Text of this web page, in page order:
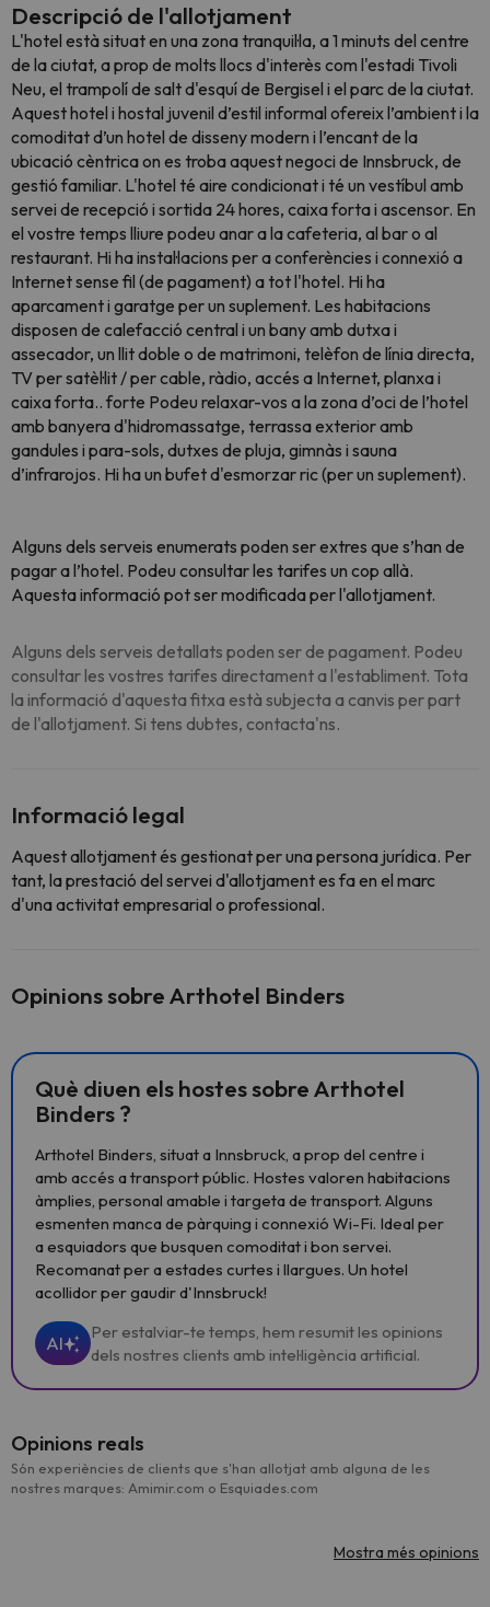
Descripció de l'allotjament
L'hotel està situat en una zona tranquil·la, a 1 minuts del centre
de la ciutat, a prop de molts llocs d'interès com l'estadi Tivoli
Neu, el trampolí de salt d'esquí de Bergisel i el parc de la ciutat.
Aquest hotel i hostal juvenil d’estil informal ofereix l’ambient i la
comoditat d’un hotel de disseny modern i l’encant de la
ubicació cèntrica on es troba aquest negoci de Innsbruck, de
gestió familiar. L'hotel té aire condicionat i té un vestíbul amb
servei de recepció i sortida 24 hores, caixa forta i ascensor. En
el vostre temps lliure podeu anar a la cafeteria, al bar o al
restaurant. Hi ha instal·lacions per a conferències i connexió a
Internet sense fil (de pagament) a tot l'hotel. Hi ha
aparcament i garatge per un suplement. Les habitacions
disposen de calefacció central i un bany amb dutxa i
assecador, un llit doble o de matrimoni, telèfon de línia directa,
TV per satèl·lit / per cable, ràdio, accés a Internet, planxa i
caixa forta.. forte Podeu relaxar-vos a la zona d’oci de l’hotel
amb banyera d'hidromassatge, terrassa exterior amb
gandules i para-sols, dutxes de pluja, gimnàs i sauna
d’infrarojos. Hi ha un bufet d'esmorzar ric (per un suplement).
Alguns dels serveis enumerats poden ser extres que s’han de
pagar a l’hotel. Podeu consultar les tarifes un cop allà.
Aquesta informació pot ser modificada per l'allotjament.
Alguns dels serveis detallats poden ser de pagament. Podeu
consultar les vostres tarifes directament a l'establiment. Tota
la informació d'aquesta fitxa està subjecta a canvis per part
de l'allotjament. Si tens dubtes, contacta'ns.
Informació legal
Aquest allotjament és gestionat per una persona jurídica. Per
tant, la prestació del servei d'allotjament es fa en el marc
d'una activitat empresarial o professional.
Opinions sobre Arthotel Binders
Què diuen els hostes sobre Arthotel
Binders ?
Arthotel Binders, situat a Innsbruck, a prop del centre i
amb accés a transport públic. Hostes valoren habitacions
àmplies, personal amable i targeta de transport. Alguns
esmenten manca de pàrquing i connexió Wi-Fi. Ideal per
a esquiadors que busquen comoditat i bon servei.
Recomanat per a estades curtes i llargues. Un hotel
acollidor per gaudir d'Innsbruck!
AI
Per estalviar-te temps, hem resumit les opinions
dels nostres clients amb intel·ligència artificial.
Opinions reals
Són experiències de clients que s'han allotjat amb alguna de les
nostres marques: Amimir.com o Esquiades.com
Mostra més opinions